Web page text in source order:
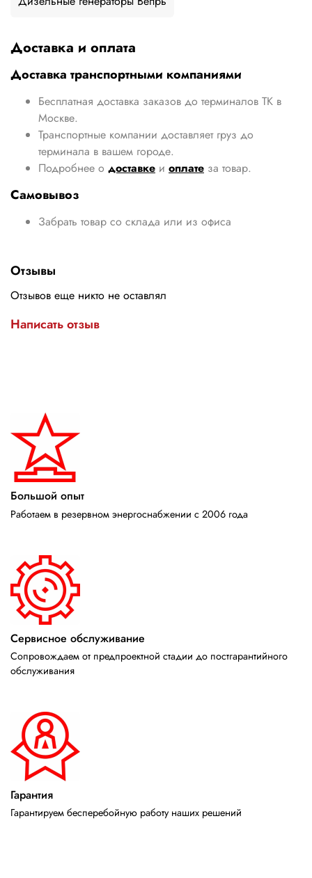
Доставка и оплата
Доставка транспортными компаниями
Бесплатная доставка заказов до терминалов ТК в
Москве.
Транспортные компании доставляет груз до
терминала в вашем городе.
Подробнее о доставке и оплате за товар.
Самовывоз
Забрать товар со склада или из офиса
Отзывы
Отзывов еще никто не оставлял
Написать отзыв
Большой опыт
Работаем в резервном энергоснабжении с 2006 года
Сервисное обслуживание
Сопровождаем от предпроектной стадии до постгарантийного
обслуживания
Гарантия
Гарантируем бесперебойную работу наших решений